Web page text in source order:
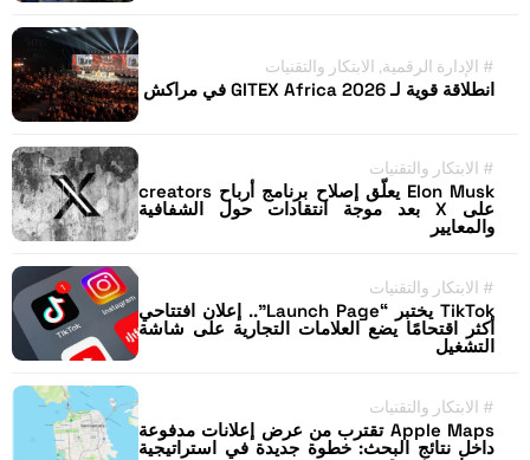
# الإدارة الرقمية, الابتكار والتقنيات
انطلاقة قوية لـ GITEX Africa 2026 في مراكش
# الابتكار والتقنيات
Elon Musk يعلّق إصلاح برنامج أرباح creators
على X بعد موجة انتقادات حول الشفافية
والمعايير
# الابتكار والتقنيات
TikTok يختبر “Launch Page”.. إعلان افتتاحي
أكثر اقتحامًا يضع العلامات التجارية على شاشة
التشغيل
# الابتكار والتقنيات
Apple Maps تقترب من عرض إعلانات مدفوعة
داخل نتائج البحث: خطوة جديدة في استراتيجية